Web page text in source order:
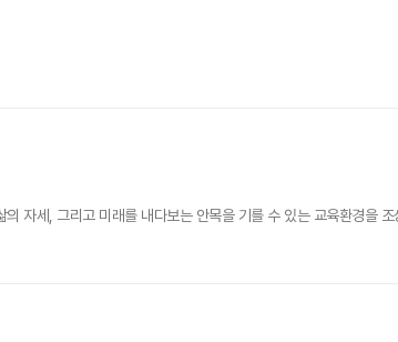
자세, 그리고 미래를 내다보는 안목을 기를 수 있는 교육환경을